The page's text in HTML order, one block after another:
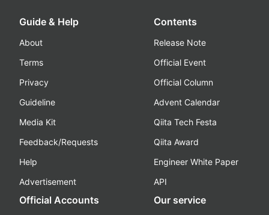
Guide & Help
About
Terms
Privacy
Guideline
Media Kit
Feedback/Requests
Help
Advertisement
Contents
Release Note
Official Event
Official Column
Advent Calendar
Qiita Tech Festa
Qiita Award
Engineer White Paper
API
Official Accounts Our service